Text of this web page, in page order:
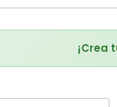
¡Crea